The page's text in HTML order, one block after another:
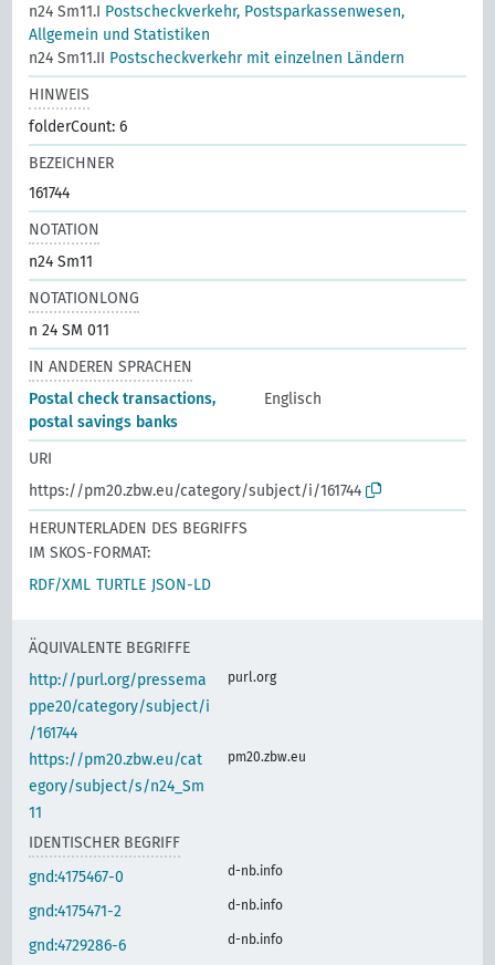
n24 Sm11.I Postscheckverkehr, Postsparkassenwesen,
Allgemein und Statistiken
n24 Sm11.II Postscheckverkehr mit einzelnen Ländern
HINWEIS
folderCount: 6
BEZEICHNER
161744
NOTATION
n24 Sm11
NOTATIONLONG
n 24 SM 011
IN ANDEREN SPRACHEN
Postal check transactions,
postal savings banks
Englisch
URI
https://pm20.zbw.eu/category/subject/i/161744
HERUNTERLADEN DES BEGRIFFS
IM SKOS-FORMAT:
RDF/XML TURTLE JSON-LD
ÄQUIVALENTE BEGRIFFE
http://purl.org/pressema
ppe20/category/subject/i
/161744
purl.org
https://pm20.zbw.eu/cat
egory/subject/s/n24_Sm
11
pm20.zbw.eu
IDENTISCHER BEGRIFF
gnd:4175467-0
d-nb.info
gnd:4175471-2 d-nb.info
gnd:4729286-6 d-nb.info